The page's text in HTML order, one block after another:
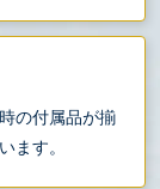
の付属品が揃
ます。